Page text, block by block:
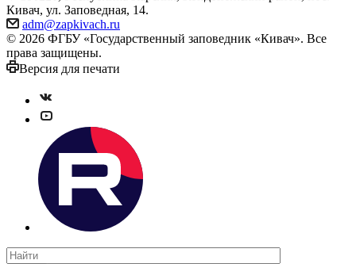
Кивач, ул. Заповедная, 14.
adm@zapkivach.ru
© 2026 ФГБУ «Государственный заповедник «Кивач». Все
права защищены.
Версия для печати